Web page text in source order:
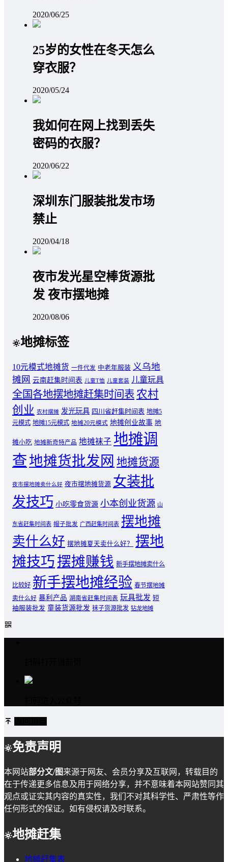
2020/06/25
25岁的女性在冬天怎么
穿衣服？
2020/05/24
我如何在网上找到丢失
密码的衣服？
2020/06/22
深圳东门服装批发市场
禁止
2020/04/18
夜市发光星空棒货源批
发 夜市摆地摊
2020/08/06
地摊标签
10元模式地摊货 一件代发 中老年服装 义乌地
摊网 云南赶集时间表 儿童T恤 儿童套装 儿童玩具
全国各地摆地摊赶集时间表 农村
创业 农村摆摊 发光玩具 四川省赶集时间表 地摊5
元模式 地摊15元模式 地摊20元模式 地摊创业故事 地
摊小吃 地摊新奇特产品 地摊袜子 地摊调
查地摊货批发网 地摊货源
夜市摆地摊卖什么好 夜市摆地摊货源 女装批
发技巧 小吃零食货源 小本创业货源 山
东省赶集时间表 帽子批发 广西赶集时间表 摆地摊
卖什么好 摆地摊夏天卖什么好？
摆地
摊技巧 摆摊赚钱 新手摆地摊卖什么
比较好 新手摆地摊经验 春节摆地摊
卖什么好 暴利产品 湖南省赶集时间表 玩具批发 短
袖服装批发 童装货源批发 袜子货源批发 钻龙地摊
免责声明
本网站部分文/图来源于网友、会员分享及互联网，转载目的
在于传递更多信息及用于网络分享，并不意味着本网站赞同其
观点或证实其内容的真实性，我们不对其科学性、严肃性等作
任何形式的保证。如有侵权请及时联系。
地摊赶集
地摊赶集表